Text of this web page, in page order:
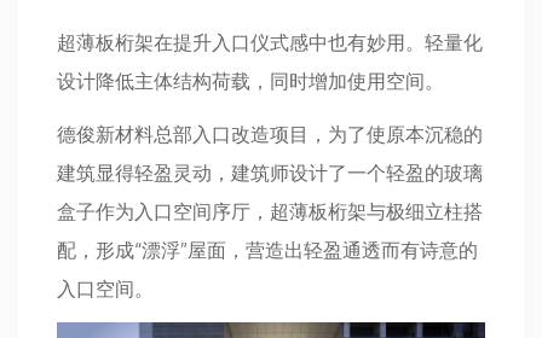
超薄板桁架在提升入口仪式感中也有妙用。轻量化
设计降低主体结构荷载，同时增加使用空间。
德俊新材料总部入口改造项目，为了使原本沉稳的
建筑显得轻盈灵动，建筑师设计了一个轻盈的玻璃
盒子作为入口空间序厅，超薄板桁架与极细立柱搭
配，形成“漂浮”屋面，营造出轻盈通透而有诗意的
入口空间。